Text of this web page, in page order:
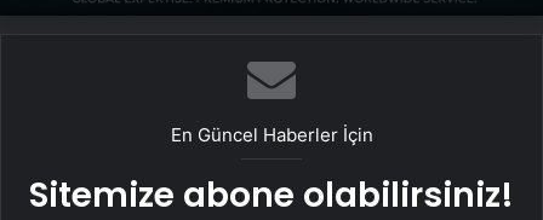
En Güncel Haberler İçin
Sitemize abone olabilirsiniz!